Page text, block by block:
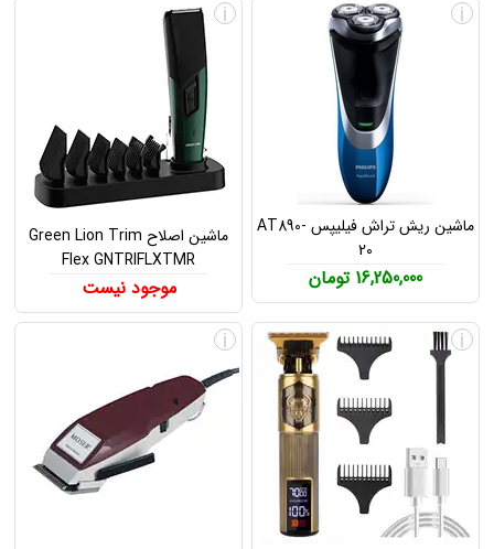
ماشین ریش تراش فیلیپس AT890-
20
16,250,000 تومان
i
ماشین اصلاح Green Lion Trim
Flex GNTRIFLXTMR
موجود نیست
i
i
i